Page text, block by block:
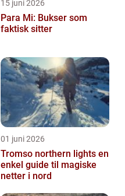
15 juni 2026
Para Mi: Bukser som
faktisk sitter
01 juni 2026
Tromso northern lights en
enkel guide til magiske
netter i nord